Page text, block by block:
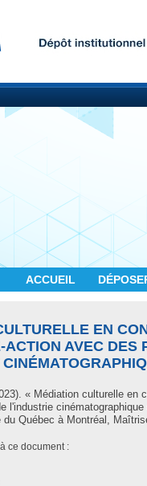
ACCUEIL
EN
ACTION AVEC DES
« Médiation culturelle en
l'industrie
du Québec à Montréal,
ce document :